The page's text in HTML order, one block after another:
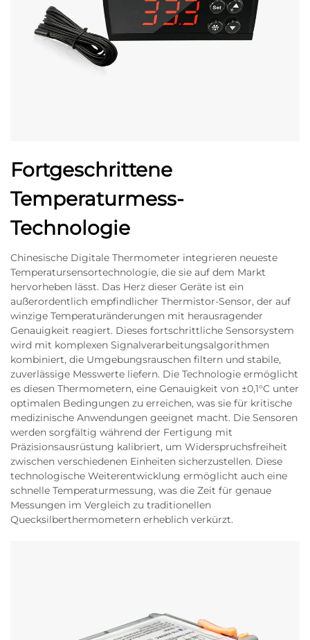
Fortgeschrittene
Temperaturmess-
Technologie
Chinesische Digitale Thermometer integrieren neueste
Temperatursensortechnologie, die sie auf dem Markt
hervorheben lässt. Das Herz dieser Geräte ist ein
außerordentlich empfindlicher Thermistor-Sensor, der auf
winzige Temperaturänderungen mit herausragender
Genauigkeit reagiert. Dieses fortschrittliche Sensorsystem
wird mit komplexen Signalverarbeitungsalgorithmen
kombiniert, die Umgebungsrauschen filtern und stabile,
zuverlässige Messwerte liefern. Die Technologie ermöglicht
es diesen Thermometern, eine Genauigkeit von ±0,1°C unter
optimalen Bedingungen zu erreichen, was sie für kritische
medizinische Anwendungen geeignet macht. Die Sensoren
werden sorgfältig während der Fertigung mit
Präzisionsausrüstung kalibriert, um Widerspruchsfreiheit
zwischen verschiedenen Einheiten sicherzustellen. Diese
technologische Weiterentwicklung ermöglicht auch eine
schnelle Temperaturmessung, was die Zeit für genaue
Messungen im Vergleich zu traditionellen
Quecksilberthermometern erheblich verkürzt.